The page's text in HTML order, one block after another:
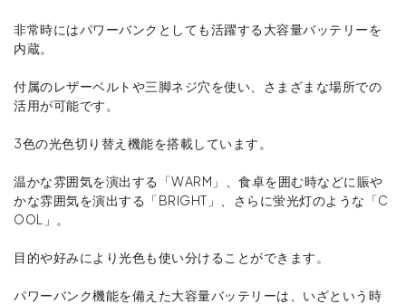
非常時にはパワーバンクとしても活躍する大容量バッテリーを
内蔵。
付属のレザーベルトや三脚ネジ穴を使い、さまざまな場所での
活用が可能です。
3色の光色切り替え機能を搭載しています。
温かな雰囲気を演出する「WARM」、食卓を囲む時などに賑や
かな雰囲気を演出する「BRIGHT」、さらに蛍光灯のような「C
OOL」。
目的や好みにより光色も使い分けることができます。
パワーバンク機能を備えた大容量バッテリーは、いざという時